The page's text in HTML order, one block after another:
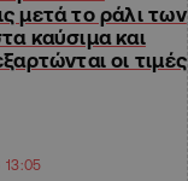
μετά το ράλι των
καύσιμα και
οι τιμές
13:05